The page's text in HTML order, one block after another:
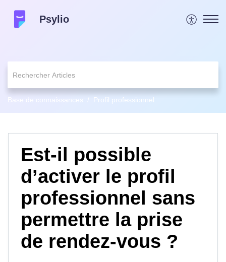
Psylio
Base de connaissances Profil professionnel
Est-il possible
d’activer le profil
professionnel sans
permettre la prise
de rendez-vous ?